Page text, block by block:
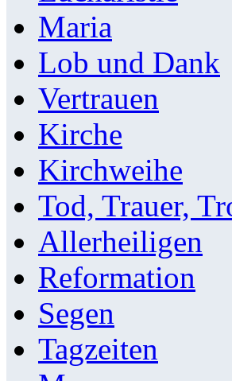
Maria
Lob und Dank
Vertrauen
Kirche
Kirchweihe
Tod, Trauer,
Allerheiligen
Reformation
Segen
Tagzeiten